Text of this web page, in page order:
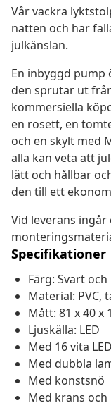
Vår vackra
natten och har
julkänslan.
En inbyggd
den sprutar ut
kommersiella
en rosett, en
och en skylt med
alla kan veta att
lätt och hållbar
den till ett
Vid leverans ingår
Specifikationer
Färg: Svart
Material: PVC,
Mått: 81 x 40 x
Ljuskälla: LED
Med 16 vita
Med dubbla
Med konstsnö
Med krans